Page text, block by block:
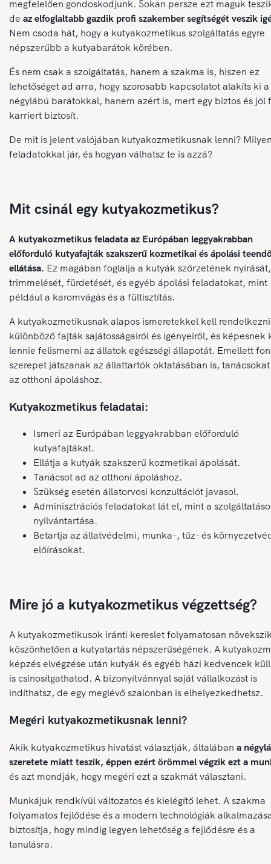
megfelelően gondoskodjunk. Sokan persze ezt maguk
de az elfoglaltabb gazdik profi szakember segítségét veszik
Nem csoda hát, hogy a kutyakozmetikus szolgáltatás egyre
népszerűbb a kutyabarátok körében.
És nem csak a szolgáltatás, hanem a szakma is, hiszen ez
lehetőséget ad arra, hogy szorosabb kapcsolatot alakíts ki a
négylábú barátokkal, hanem azért is, mert egy biztos és jól
karriert biztosít.
De mit is jelent valójában kutyakozmetikusnak lenni?
feladatokkal jár, és hogyan válhatsz te is azzá?
Mit csinál egy kutyakozmetikus?
A kutyakozmetikus feladata az Európában leggyakrabban
előforduló kutyafajták szakszerű kozmetikai és ápolási
ellátása. Ez magában foglalja a kutyák szőrzetének nyírását,
trimmelését, fürdetését, és egyéb ápolási feladatokat, mint
például a karomvágás és a fültisztítás.
A kutyakozmetikusnak alapos ismeretekkel kell
különböző fajták sajátosságairól és igényeiről, és képesnek
lennie felismerni az állatok egészségi állapotát. Emellett
szerepet játszanak az állattartók oktatásában is,
az otthoni ápoláshoz.
Kutyakozmetikus feladatai:
Ismeri az Európában leggyakrabban előforduló
kutyafajtákat.
Ellátja a kutyák szakszerű kozmetikai ápolását.
Tanácsot ad az otthoni ápoláshoz.
Szükség esetén állatorvosi konzultációt javasol.
Adminisztrációs feladatokat lát el, mint a
nyilvántartása.
Betartja az állatvédelmi, munka-, tűz- és
előírásokat.
Mire jó a kutyakozmetikus végzettség?
A kutyakozmetikusok iránti kereslet folyamatosan
köszönhetően a kutyatartás népszerűségének. A
képzés elvégzése után kutyák és egyéb házi kedvencek
is csinosítgathatod. A bizonyítvánnyal saját vállalkozást is
indíthatsz, de egy meglévő szalonban is elhelyezkedhetsz.
Megéri kutyakozmetikusnak lenni?
Akik kutyakozmetikus hivatást választják, általában a
szeretete miatt teszik, éppen ezért örömmel végzik ezt a
és azt mondják, hogy megéri ezt a szakmát választani.
Munkájuk rendkívül változatos és kielégítő lehet. A szakma
folyamatos fejlődése és a modern technológiák
biztosítja, hogy mindig legyen lehetőség a fejlődésre és a
tanulásra.